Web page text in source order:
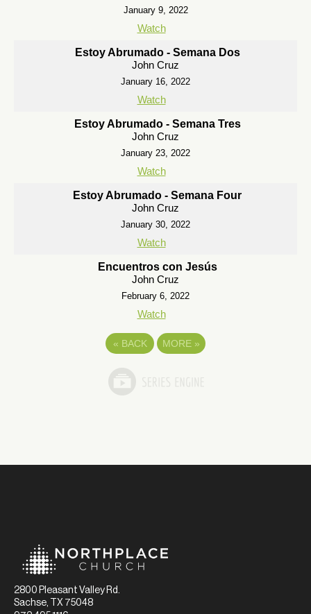
January 9, 2022
Watch
Estoy Abrumado - Semana Dos
John Cruz
January 16, 2022
Watch
Estoy Abrumado - Semana Tres
John Cruz
January 23, 2022
Watch
Estoy Abrumado - Semana Four
John Cruz
January 30, 2022
Watch
Encuentros con Jesús
John Cruz
February 6, 2022
Watch
« BACK MORE »
2800 Pleasant Valley Rd.
Sachse, TX 75048